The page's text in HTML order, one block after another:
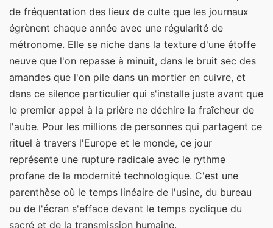
de fréquentation des lieux de culte que les journaux
égrènent chaque année avec une régularité de
métronome. Elle se niche dans la texture d'une étoffe
neuve que l'on repasse à minuit, dans le bruit sec des
amandes que l'on pile dans un mortier en cuivre, et
dans ce silence particulier qui s'installe juste avant que
le premier appel à la prière ne déchire la fraîcheur de
l'aube. Pour les millions de personnes qui partagent ce
rituel à travers l'Europe et le monde, ce jour
représente une rupture radicale avec le rythme
profane de la modernité technologique. C'est une
parenthèse où le temps linéaire de l'usine, du bureau
ou de l'écran s'efface devant le temps cyclique du
sacré et de la transmission humaine.